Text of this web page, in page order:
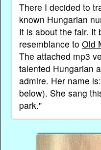
There I decided to
known Hungarian
It is about the fair. It
resemblance to Old
The attached mp3
talented Hungarian
admire. Her name
below). She sang
park."